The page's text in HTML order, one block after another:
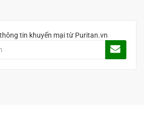
tin khuyến mại từ Puritan.vn